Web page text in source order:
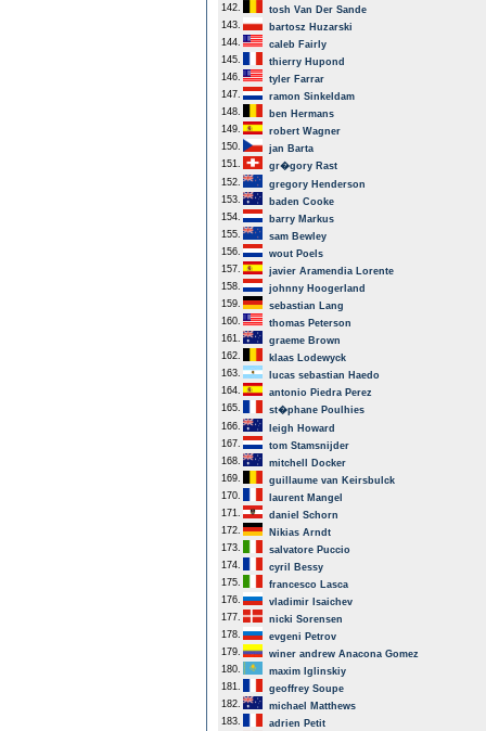
142.
tosh Van Der Sande
143.
bartosz Huzarski
144.
caleb Fairly
145.
thierry Hupond
146.
tyler Farrar
147.
ramon Sinkeldam
148.
ben Hermans
149.
robert Wagner
150.
jan Barta
151.
gr�gory Rast
152.
gregory Henderson
153.
baden Cooke
154.
barry Markus
155.
sam Bewley
156.
wout Poels
157.
javier Aramendia Lorente
158.
johnny Hoogerland
159.
sebastian Lang
160.
thomas Peterson
161.
graeme Brown
162.
klaas Lodewyck
163.
lucas sebastian Haedo
164.
antonio Piedra Perez
165.
st�phane Poulhies
166.
leigh Howard
167.
tom Stamsnijder
168.
mitchell Docker
169.
guillaume van Keirsbulck
170.
laurent Mangel
171.
daniel Schorn
172.
Nikias Arndt
173.
salvatore Puccio
174.
cyril Bessy
175.
francesco Lasca
176.
vladimir Isaichev
177.
nicki Sorensen
178.
evgeni Petrov
179.
winer andrew Anacona Gomez
180.
maxim Iglinskiy
181.
geoffrey Soupe
182.
michael Matthews
183.
adrien Petit